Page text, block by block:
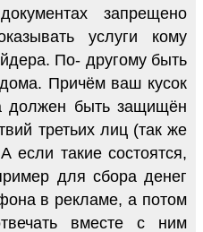
запрещено
услуги кому
По- другому быть
Причём ваш кусок
должен быть защищён
третьих лиц (так же
если такие состоятся,
для сбора денег
в рекламе, а потом
вместе с ним